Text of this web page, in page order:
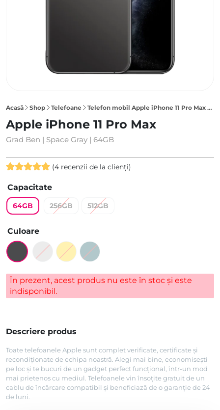
Acasă Shop Telefoane Telefon mobil Apple iPhone 11 Pro Max 64GB, Space Gray
Apple iPhone 11 Pro Max
Grad Ben | Space Gray | 64GB
5.00din 5
pe baza a
evaluări de
la clienți
(4 recenzii de la clienți)
Capacitate
64GB 256GB 512GB
Culoare
În prezent, acest produs nu este în stoc și este
indisponibil.
Descriere produs
Toate telefoanele Apple sunt complet verificate, certificate și
recondiționate de echipa noastră. Alegi mai bine, economisești
pe loc și te bucuri de un gadget perfect funcțional, într-un mod
mai prietenos cu mediul. Telefoanele vin însoțite gratuit de un
cablu de încărcare compatibil și beneficiază de o garanție de 24
de luni.